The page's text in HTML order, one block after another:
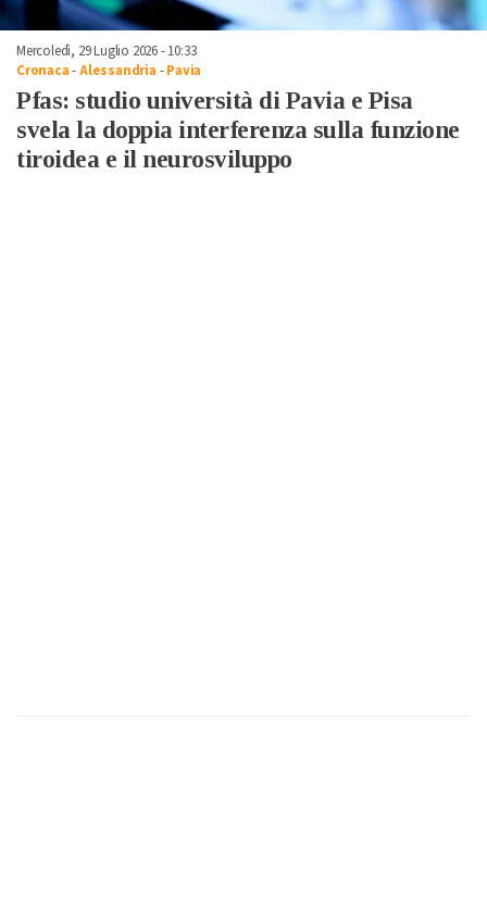
Mercoledì, 29 Luglio 2026 - 10:33
Cronaca-Alessandria -Pavia
Pfas: studio università di Pavia e Pisa
svela la doppia interferenza sulla funzione
tiroidea e il neurosviluppo